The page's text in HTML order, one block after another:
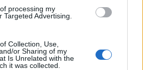
processing my
Targeted Advertising.
Collection, Use,
or Sharing of my
Is Unrelated with the
it was collected.